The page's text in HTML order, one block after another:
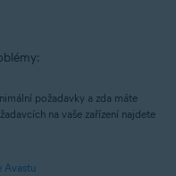
požadavky a zda máte
na vaše zařízení najdete
Avastu